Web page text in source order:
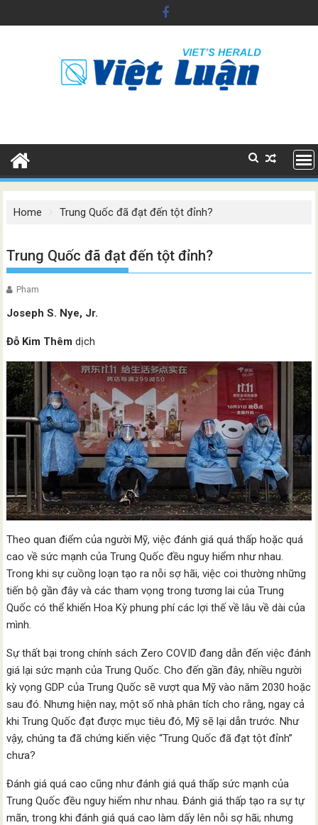
to
Home Trung Quốc đã đạt đến tột đỉnh?
Trung Quốc đã đạt đến tột đỉnh?
Pham
Joseph S. Nye, Jr.
Đỗ Kim Thêm dịch
Theo quan điểm của người Mỹ, việc đánh giá quá thấp hoặc quá
cao về sức mạnh của Trung Quốc đều nguy hiểm như nhau.
Trong khi sự cuồng loạn tạo ra nỗi sợ hãi, việc coi thường những
tiến bộ gần đây và các tham vọng trong tương lai của Trung
Quốc có thể khiến Hoa Kỳ phung phí các lợi thế về lâu về dài của
mình.
Sự thất bại trong chính sách Zero COVID đang dẫn đến việc đánh
giá lại sức mạnh của Trung Quốc. Cho đến gần đây, nhiều người
kỳ vọng GDP của Trung Quốc sẽ vượt qua Mỹ vào năm 2030 hoặc
sau đó. Nhưng hiện nay, một số nhà phân tích cho rằng, ngay cả
khi Trung Quốc đạt được mục tiêu đó, Mỹ sẽ lại dẫn trước. Như
vậy, chúng ta đã chứng kiến việc “Trung Quốc đã đạt tột đỉnh”
chưa?
Đánh giá quá cao cũng như đánh giá quá thấp sức mạnh của
Trung Quốc đều nguy hiểm như nhau. Đánh giá thấp tạo ra sự tự
mãn, trong khi đánh giá quá cao làm dấy lên nỗi sợ hãi; nhưng